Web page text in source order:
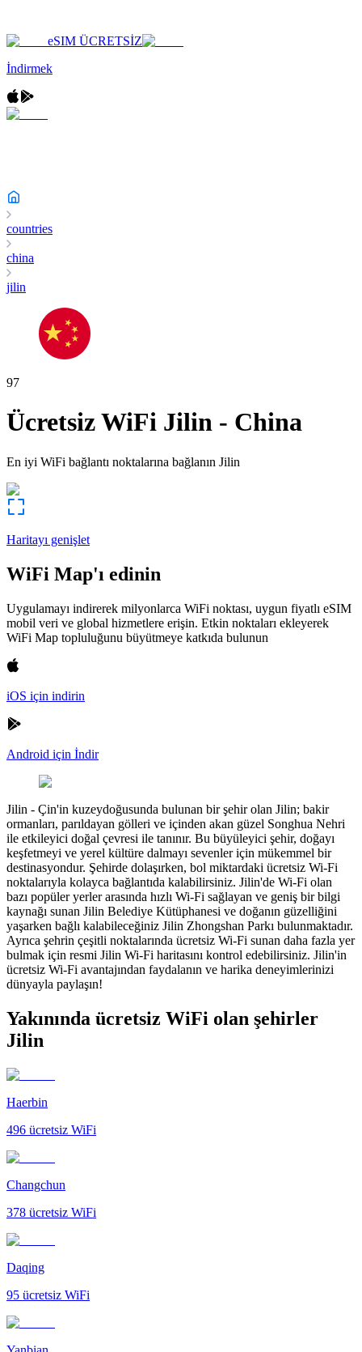
eSIM ÜCRETSİZ
İndirmek
countries
china
jilin
97
Ücretsiz WiFi Jilin - China
En iyi WiFi bağlantı noktalarına bağlanın Jilin
Haritayı genişlet
WiFi Map'ı edinin
Uygulamayı indirerek milyonlarca WiFi noktası, uygun fiyatlı eSIM
mobil veri ve global hizmetlere erişin. Etkin noktaları ekleyerek
WiFi Map topluluğunu büyütmeye katkıda bulunun
iOS için indirin
Android için İndir
Jilin - Çin'in kuzeydoğusunda bulunan bir şehir olan Jilin; bakir
ormanları, parıldayan gölleri ve içinden akan güzel Songhua Nehri
ile etkileyici doğal çevresi ile tanınır. Bu büyüleyici şehir, doğayı
keşfetmeyi ve yerel kültüre dalmayı sevenler için mükemmel bir
destinasyondur. Şehirde dolaşırken, bol miktardaki ücretsiz Wi-Fi
noktalarıyla kolayca bağlantıda kalabilirsiniz. Jilin'de Wi-Fi olan
bazı popüler yerler arasında hızlı Wi-Fi sağlayan ve geniş bir bilgi
kaynağı sunan Jilin Belediye Kütüphanesi ve doğanın güzelliğini
yaşarken bağlı kalabileceğiniz Jilin Zhongshan Parkı bulunmaktadır.
Ayrıca şehrin çeşitli noktalarında ücretsiz Wi-Fi sunan daha fazla yer
bulmak için resmi Jilin Wi-Fi haritasını kontrol edebilirsiniz. Jilin'in
ücretsiz Wi-Fi avantajından faydalanın ve harika deneyimlerinizi
dünyayla paylaşın!
Yakınında ücretsiz WiFi olan şehirler
Jilin
Haerbin
496 ücretsiz WiFi
Changchun
378 ücretsiz WiFi
Daqing
95 ücretsiz WiFi